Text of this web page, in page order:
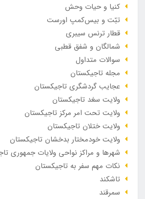
کنیا و حیات وحش
تبّت و بیس‌کمپ اورست
قطار ترنس سیبری
شمالگان و شفق قطبی
سوالات متداول
مجله تاجیکستان
عجایب گردشگری تاجیکستان
ولایت سغد تاجیکستان
ولایت تحت امر مرکز تاجیکستان
ولایت ختلان تاجیکستان
ولایت خودمختار بدخشان تاجیکستان
شهرها و مراکز نواحی ولایات جمهوری
نکات مهم سفر به تاجیکستان
تاشکند
سمرقند